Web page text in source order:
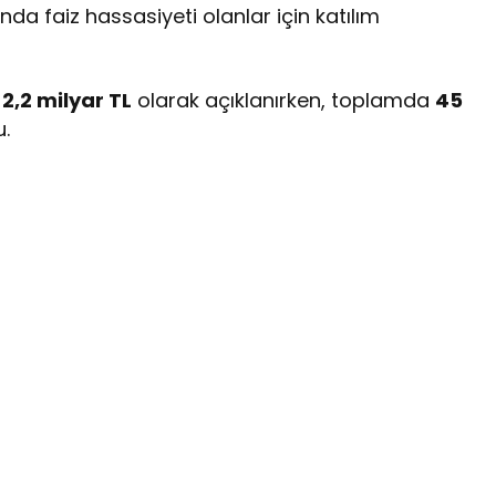
faiz hassasiyeti olanlar için katılım
2,2 milyar TL olarak açıklanırken, toplamda 45